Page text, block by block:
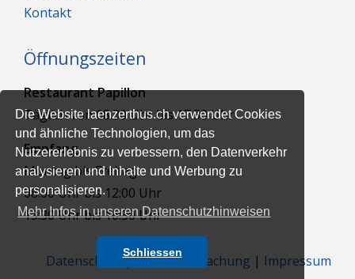
Die Website laenzerthus.ch verwendet Cookies
und ähnliche Technologien, um das
Nutzererlebnis zu verbessern, den Datenverkehr
analysieren und Inhalte und Werbung zu
personalisieren.
Mehr Infos in unseren Datenschutzhinweisen
Schliessen
Kontakt
Öffnungszeiten
Restaurant Papillon
Täglich von 08.30 Uhr bis 17.30 Uhr
Empfang
Montag bis Freitag
08:00 Uhr bis 12:00 Uhr
13:30 Uhr bis 16:30 Uhr
Datenschutz |Videoüberwachung | Impressum